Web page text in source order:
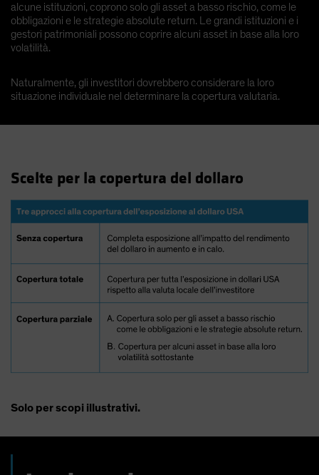
alcune istituzioni, coprono solo gli asset a basso rischio, come le
obbligazioni e le strategie absolute return. Le grandi istituzioni e i
gestori patrimoniali possono coprire alcuni asset in base alla loro
volatilità.
Naturalmente, gli investitori dovrebbero considerare la loro
situazione individuale nel determinare la copertura valutaria.
Scelte per la copertura del dollaro
Solo per scopi illustrativi.